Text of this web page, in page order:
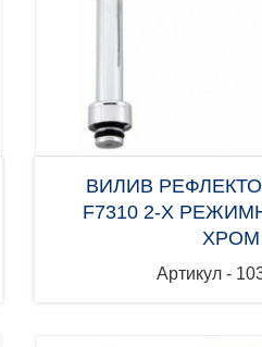
ВИЛИВ
F7310 2-Х
ХРОМ
Артикул -